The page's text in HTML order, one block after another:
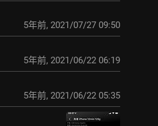
5年前, 2021/07/27 09:50
5年前, 2021/06/22 06:19
5年前, 2021/06/22 05:35